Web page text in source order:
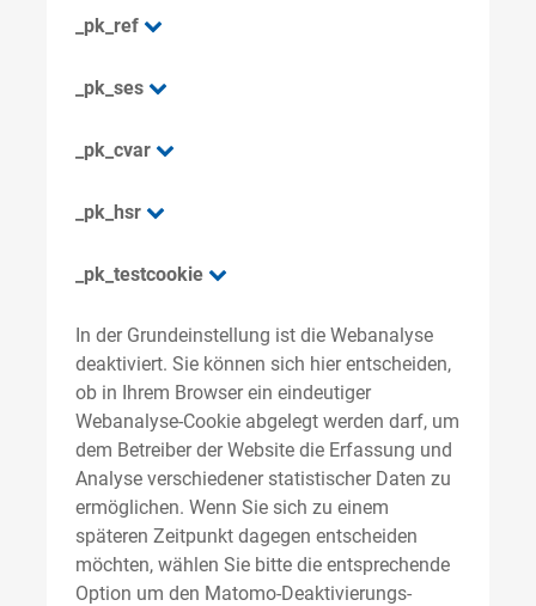
_pk_ref
_pk_ses
_pk_cvar
_pk_hsr
_pk_testcookie
In der Grundeinstellung ist die Webanalyse
deaktiviert. Sie können sich hier entscheiden,
ob in Ihrem Browser ein eindeutiger
Webanalyse-Cookie abgelegt werden darf, um
dem Betreiber der Website die Erfassung und
Analyse verschiedener statistischer Daten zu
ermöglichen. Wenn Sie sich zu einem
späteren Zeitpunkt dagegen entscheiden
möchten, wählen Sie bitte die entsprechende
Option um den Matomo-Deaktivierungs-